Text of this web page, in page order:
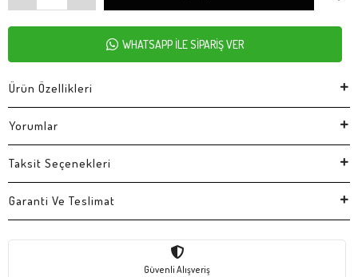
WHATSAPP İLE SİPARİŞ VER
Ürün Özellikleri
Yorumlar
Taksit Seçenekleri
Garanti Ve Teslimat
Güvenli Alışveriş